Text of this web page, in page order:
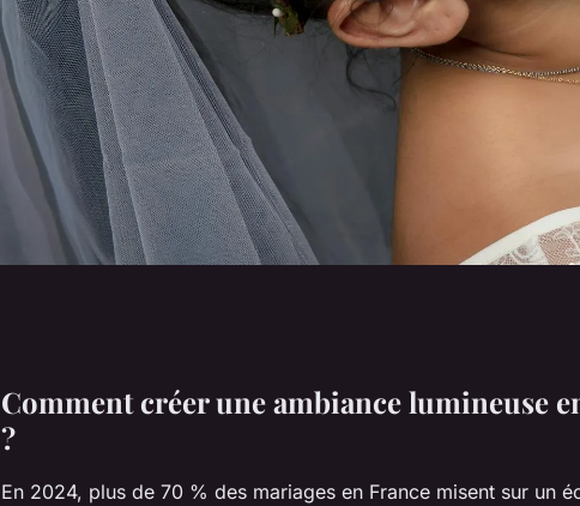
Comment créer une ambiance lumineuse
?
En 2024, plus de 70 % des mariages en France misent sur un